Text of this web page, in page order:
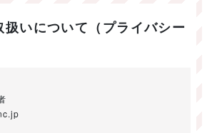
扱いについて（プライバシー